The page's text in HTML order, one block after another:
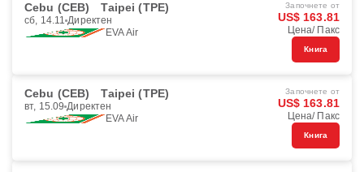
Cebu (CEB) Taipei (TPE)
сб, 14.11 Директен
EVA Air
Започнете от
US$ 163.81
Цена/ Пакс
Книга
Cebu (CEB) Taipei (TPE)
вт, 15.09 Директен
EVA Air
Започнете от
US$ 163.81
Цена/ Пакс
Книга